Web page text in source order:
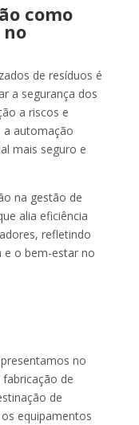
como
de resíduos é
a segurança dos
a riscos e
a automação
mais seguro e
na gestão de
alia eficiência
refletindo
e o bem-estar no
no
de
de
equipamentos